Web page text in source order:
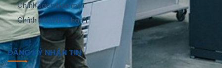
Chính sách bảo mật
Chính sách bảo hành
ĐĂNG KÝ NHẬN TIN